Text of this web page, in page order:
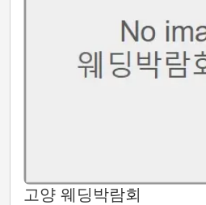
고양 웨딩박람회